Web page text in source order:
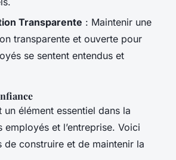
Transparente : Maintenir une
transparente et ouverte pour
se sentent entendus et
un élément essentiel dans la
employés et l’entreprise. Voici
de construire et de maintenir la